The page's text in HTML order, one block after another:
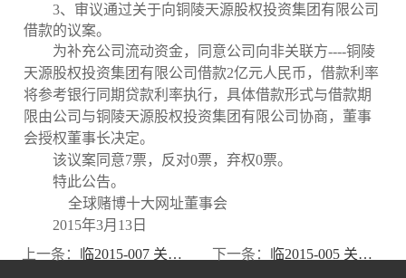
3、审议通过关于向铜陵天源股权投资集团有限公司
借款的议案。
为补充公司流动资金，同意公司向非关联方----铜陵
天源股权投资集团有限公司借款2亿元人民币，借款利率
将参考银行同期贷款利率执行，具体借款形式与借款期
限由公司与铜陵天源股权投资集团有限公司协商，董事
会授权董事长决定。
该议案同意7票，反对0票，弃权0票。
特此公告。
全球赌博十大网址董事会
2015年3月 13 日
上一条：
临2015-007 关于为控股子公司提供担保的公告 下一条： 临2015-005 关于通过高新技术企业复审的公告